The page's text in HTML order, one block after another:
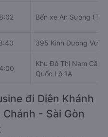
Bến xe An Sương (Tp
395 Kinh Dương
Khu Đô Thị Nam Cần
Quốc Lộ 1A
đi Diên Khánh
- Sài Gòn